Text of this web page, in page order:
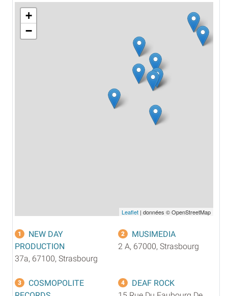
+
−
Leaflet | données © OpenStreetMap
1
NEW DAY
PRODUCTION
37a, 67100, Strasbourg
2
MUSIMEDIA
2 A, 67000, Strasbourg
3
COSMOPOLITE
4
DEAF ROCK